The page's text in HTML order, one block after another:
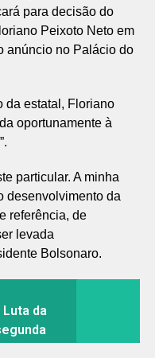
para decisão do
Peixoto Neto em
anúncio no Palácio do
da estatal, Floriano
oportunamente à
particular. A minha
desenvolvimento da
referência, de
levada
Bolsonaro.
da